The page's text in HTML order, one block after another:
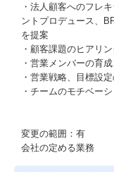
・法人顧客へのフレ
ントプロデュース、
を提案
・顧客課題のヒアリ
・営業メンバーの育
・営業戦略、目標設
・チームのモチベー
変更の範囲：有
会社の定める業務